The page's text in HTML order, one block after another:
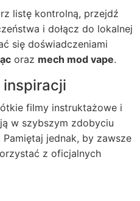
listę kontrolną, przejdź
i dołącz do lokalnej
się doświadczeniami
oraz mech mod vape.
inspiracji
filmy instruktażowe i
w szybszym zdobyciu
jednak, by zawsze
z oficjalnych